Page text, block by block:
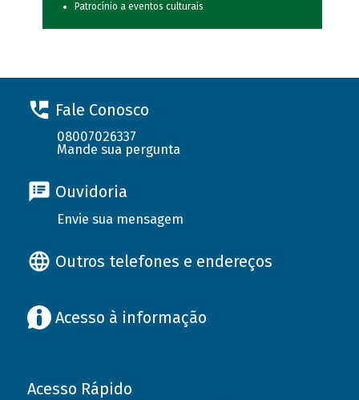
Patrocínio a eventos culturais
Fale Conosco
08007026337
Mande sua pergunta
Ouvidoria
Envie sua mensagem
Outros telefones e endereços
Acesso à informação
Acesso Rápido